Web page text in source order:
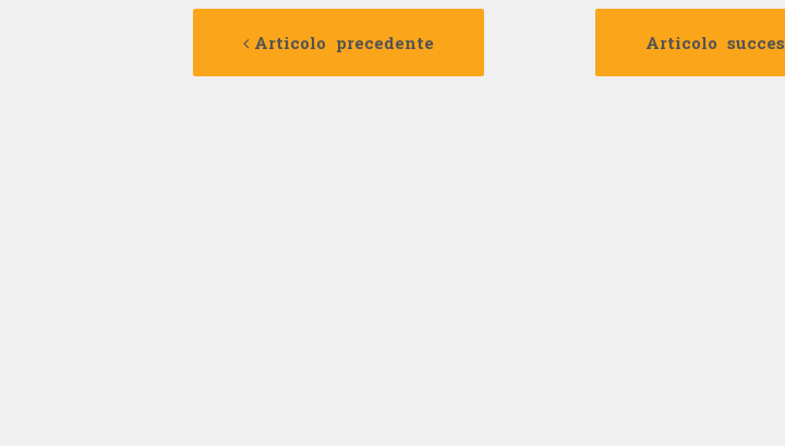
articoloArticolo precedente
Articolo
Articolo